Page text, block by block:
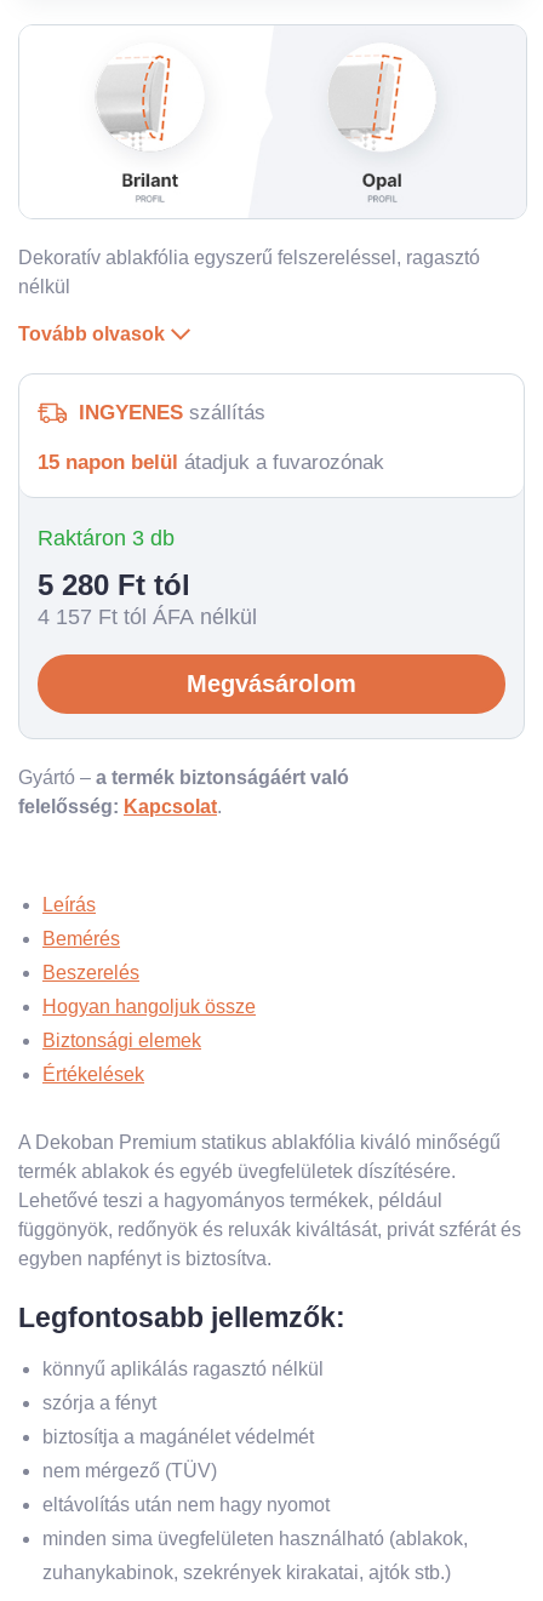
Dekoratív ablakfólia egyszerű felszereléssel, ragasztó
nélkül
Tovább olvasok
INGYENES szállítás
15 napon belül átadjuk a fuvarozónak
Raktáron 3 db
5 280 Ft tól
4 157 Ft tól ÁFA nélkül
Megvásárolom
Gyártó – a termék biztonságáért való
felelősség: Kapcsolat.
Leírás
Bemérés
Beszerelés
Hogyan hangoljuk össze
Biztonsági elemek
Értékelések
A Dekoban Premium statikus ablakfólia kiváló minőségű
termék ablakok és egyéb üvegfelületek díszítésére.
Lehetővé teszi a hagyományos termékek, például
függönyök, redőnyök és reluxák kiváltását, privát szférát és
egyben napfényt is biztosítva.
Legfontosabb jellemzők:
könnyű aplikálás ragasztó nélkül
szórja a fényt
biztosítja a magánélet védelmét
nem mérgező (TÜV)
eltávolítás után nem hagy nyomot
minden sima üvegfelületen használható (ablakok,
zuhanykabinok, szekrények kirakatai, ajtók stb.)